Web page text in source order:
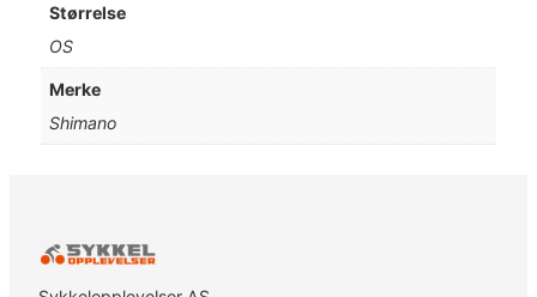
R
Størrelse
OS
Merke
Shimano